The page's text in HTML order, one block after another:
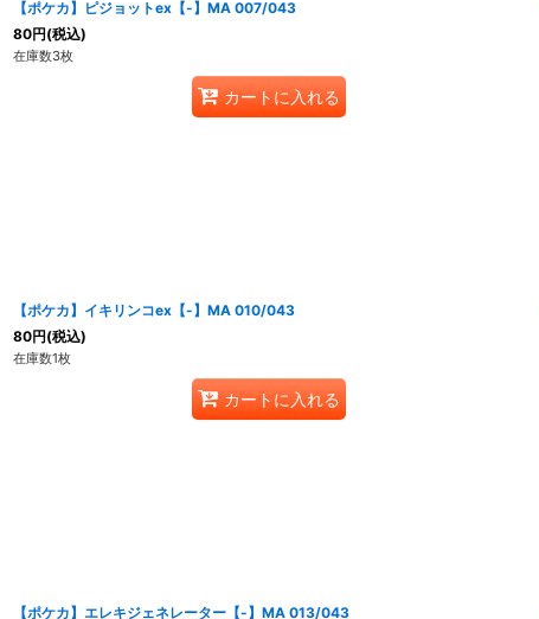
【ポケカ】ピジョットex【-】MA 007/043
80円(税込)
在庫数3枚
カートに入れる
【ポケカ】イキリンコex【-】MA 010/043
80円(税込)
在庫数1枚
カートに入れる
【ポケカ】エレキジェネレーター【-】MA 013/043